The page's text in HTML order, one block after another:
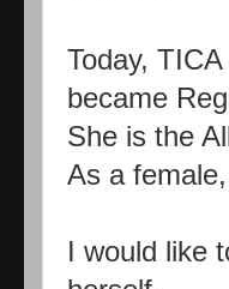
Today,
became
She is the
As a
I would like